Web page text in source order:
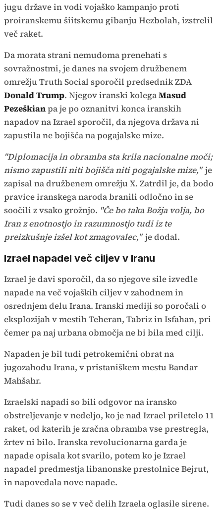
jugu države in vodi vojaško kampanjo proti
proiranskemu šiitskemu gibanju Hezbolah, izstrelil
več raket.
Da morata strani nemudoma prenehati s
sovražnostmi, je danes na svojem družbenem
omrežju Truth Social sporočil predsednik ZDA
Donald Trump. Njegov iranski kolegaMasud
Pezeškianpa je po oznanitvi konca iranskih
napadov na Izrael sporočil, da njegova država ni
zapustila ne bojišča na pogajalske mize.
"Diplomacija in obramba sta krila nacionalne moči;
nismo zapustili niti bojišča niti pogajalske mize," je
zapisal na družbenem omrežju X. Zatrdil je, da bodo
pravice iranskega naroda branili odločno in se
soočili z vsako grožnjo. "Če bo taka Božja volja, bo
Iran z enotnostjo in razumnostjo tudi iz te
preizkušnje izšel kot zmagovalec," je dodal.
Izrael napadel več ciljev v Iranu
Izrael je davi sporočil, da so njegove sile izvedle
napade na več vojaških ciljev v zahodnem in
osrednjem delu Irana. Iranski mediji so poročali o
eksplozijah v mestih Teheran, Tabriz in Isfahan, pri
čemer pa naj urbana območja ne bi bila med cilji.
Napaden je bil tudi petrokemični obrat na
jugozahodu Irana, v pristaniškem mestu Bandar
Mahšahr.
Izraelski napadi so bili odgovor na iransko
obstreljevanje v nedeljo, ko je nad Izrael priletelo 11
raket, od katerih je zračna obramba vse prestregla,
žrtev ni bilo. Iranska revolucionarna garda je
napade opisala kot svarilo, potem ko je Izrael
napadel predmestja libanonske prestolnice Bejrut,
in napovedala nove napade.
Tudi danes so se v več delih Izraela oglasile sirene.